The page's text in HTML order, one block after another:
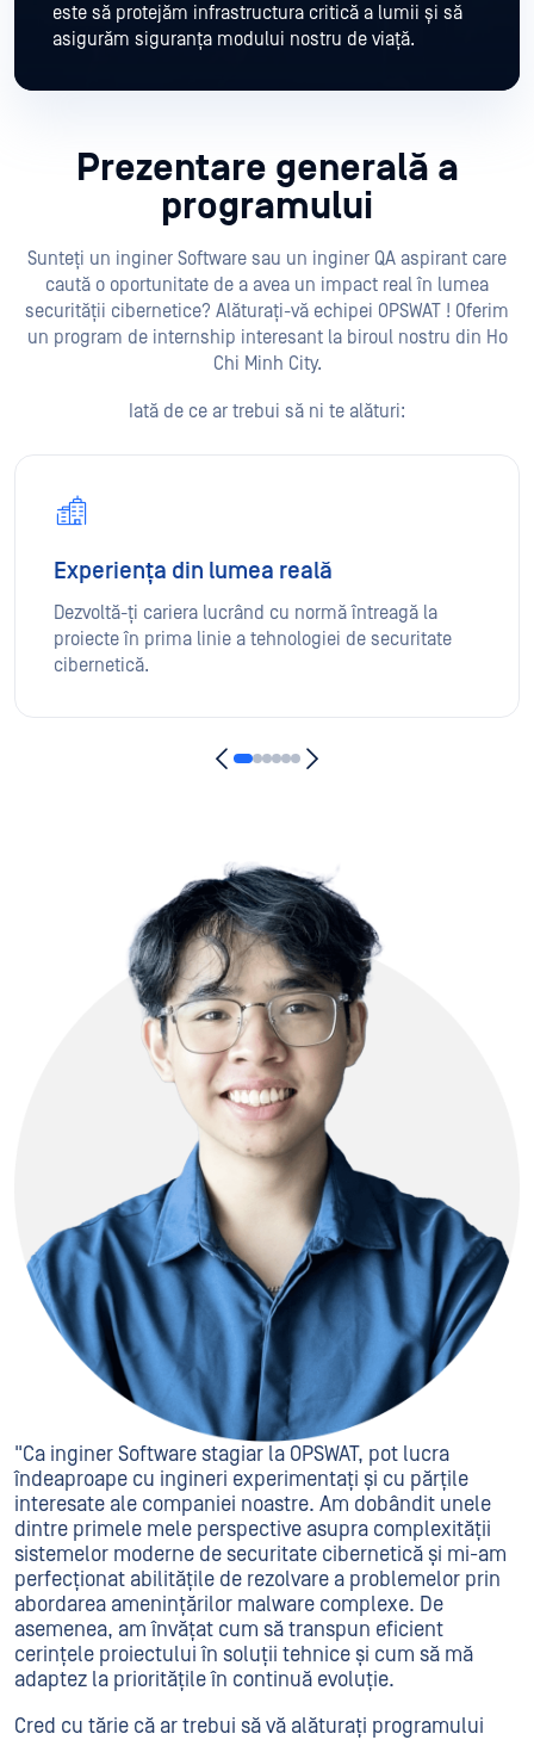
este să protejăm infrastructura critică a lumii și să
asigurăm siguranța modului nostru de viață.
Prezentare generală a
programului
Sunteți un inginer Software sau un inginer QA aspirant care
caută o oportunitate de a avea un impact real în lumea
securității cibernetice? Alăturați-vă echipei OPSWAT ! Oferim
un program de internship interesant la biroul nostru din Ho
Chi Minh City.
Iată de ce ar trebui să ni te alături:
Experiența din lumea reală
Dezvoltă-ți cariera lucrând cu normă întreagă la
proiecte în prima linie a tehnologiei de securitate
cibernetică.
"Ca inginer Software stagiar la OPSWAT, pot lucra
îndeaproape cu ingineri experimentați și cu părțile
interesate ale companiei noastre. Am dobândit unele
dintre primele mele perspective asupra complexității
sistemelor moderne de securitate cibernetică și mi-am
perfecționat abilitățile de rezolvare a problemelor prin
abordarea amenințărilor malware complexe. De
asemenea, am învățat cum să transpun eficient
cerințele proiectului în soluții tehnice și cum să mă
adaptez la prioritățile în continuă evoluție.
Cred cu tărie că ar trebui să vă alăturați programului